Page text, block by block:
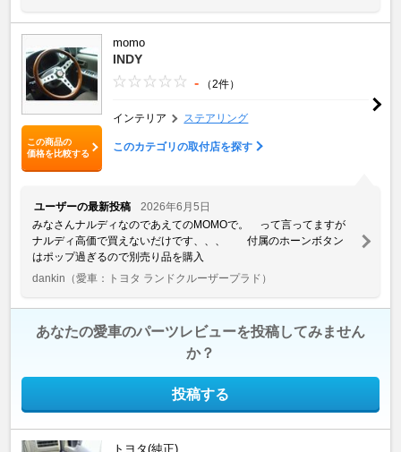
この商品の
価格を比較する
momo
INDY
- （2件）
インテリア ステアリング
このカテゴリの取付店を探す
ユーザーの最新投稿
2026年6月5日
みなさんナルディなのであえてのMOMOで。 って言ってますが
ナルディ高価で買えないだけです、、、 付属のホーンボタン
はポップ過ぎるので別売り品を購入
dankin （愛車：トヨタ ランドクルーザープラド）
あなたの愛車のパーツレビューを投稿してみません
か？
投稿する
トヨタ(純正)